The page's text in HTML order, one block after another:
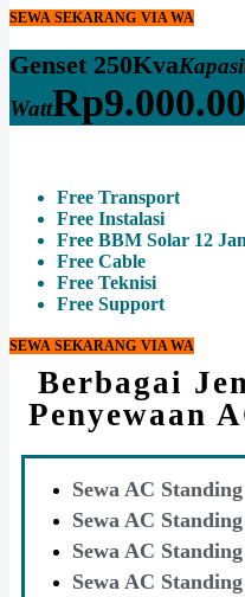
SEWA SEKARANG VIA WA
Genset 250Kva
WattRp
Free Transport
Free Instalasi
Free BBM Solar 12
Free Cable
Free Teknisi
Free Support
SEWA SEKARANG VIA WA
Berbagai
Penyewaan
Sewa AC
Sewa AC
Sewa AC
Sewa AC